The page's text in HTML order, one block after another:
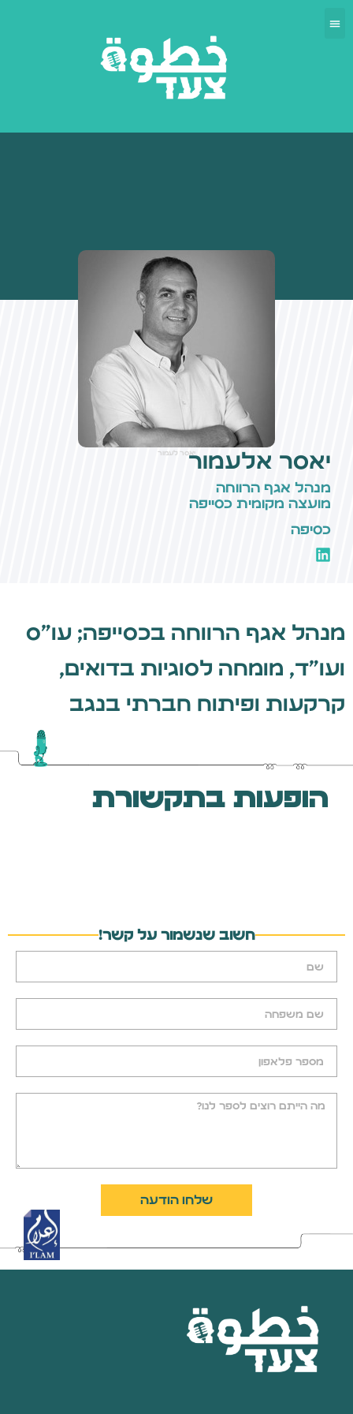
יאסר אלעמור
מנהל אגף הרווחה
מועצה מקומית כסייפה
כסיפה
יאסר לעמור
מנהל אגף הרווחה בכסייפה; עו״ס
ועו״ד, מומחה לסוגיות בדואים,
קרקעות ופיתוח חברתי בנגב
הופעות בתקשורת
חשוב שנשמור על קשר!
שלחו הודעה